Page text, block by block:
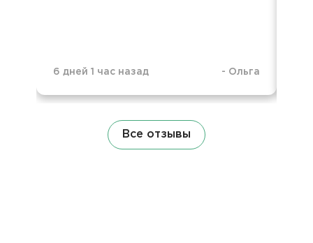
6 дней 1 час назад - Ольга
Все отзывы